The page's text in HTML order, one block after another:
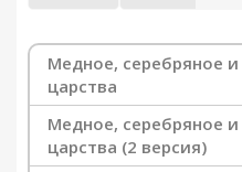
Медное, серебряное
царства
Медное, серебряное
царства (2 версия)